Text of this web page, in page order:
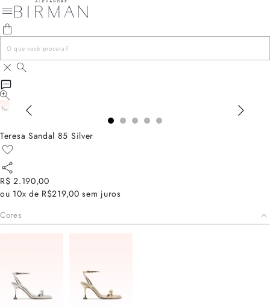
Teresa Sandal 85 Silver
R$ 2.190,00
ou 10x de R$219,00 sem juros
Cores